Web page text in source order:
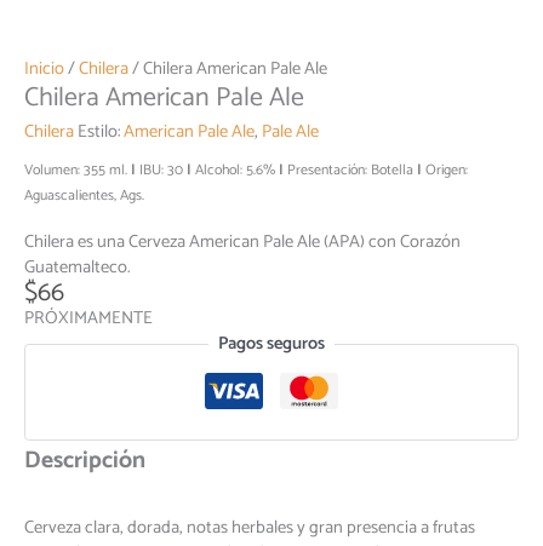
Inicio/Chilera/ Chilera American Pale Ale
Chilera American Pale Ale
ChileraEstilo:American Pale Ale, Pale Ale
Volumen: 355 ml. IBU: 30 Alcohol: 5.6% Presentación: Botella Origen:
Aguascalientes, Ags.
Chilera es una Cerveza American Pale Ale (APA) con Corazón
Guatemalteco.
$66
PRÓXIMAMENTE
Pagos seguros
Descripción
Cerveza clara, dorada, notas herbales y gran presencia a frutas